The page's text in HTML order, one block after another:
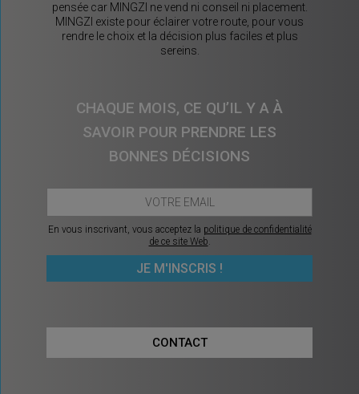
pensée car MINGZI ne vend ni conseil ni placement.
MINGZI existe pour éclairer votre route, pour vous
rendre le choix et la décision plus faciles et plus
sereins.
CHAQUE MOIS, CE QU’IL Y A À
SAVOIR POUR PRENDRE LES
BONNES DÉCISIONS
En vous inscrivant, vous acceptez la politique de confidentialité
de ce site Web.
CONTACT